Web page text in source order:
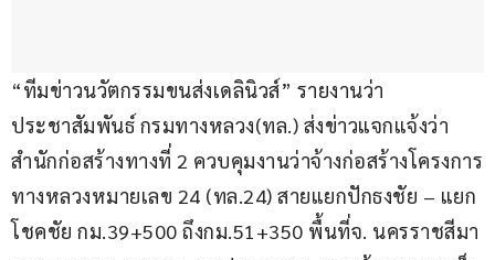
“ทีมข่าวนวัตกรรมขนส่งเดลินิวส์” รายงานว่า
ประชาสัมพันธ์ กรมทางหลวง(ทล.) ส่งข่าวแจกแจ้งว่า
สำนักก่อสร้างทางที่ 2 ควบคุมงานว่าจ้างก่อสร้างโครงการ
ทางหลวงหมายเลข 24 (ทล.24) สายแยกปักธงชัย – แยก
โชคชัย กม.39+500 ถึงกม.51+350 พื้นที่จ. นครราชสีมา